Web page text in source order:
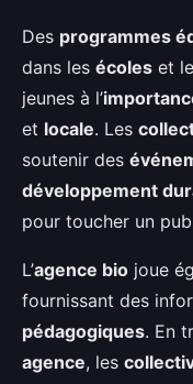
Des programmes
dans les écoles et
jeunes à l’
et locale. Les
soutenir des
développement
pour toucher un
L’agence bio joue
fournissant des
pédagogiques. En
agence, les